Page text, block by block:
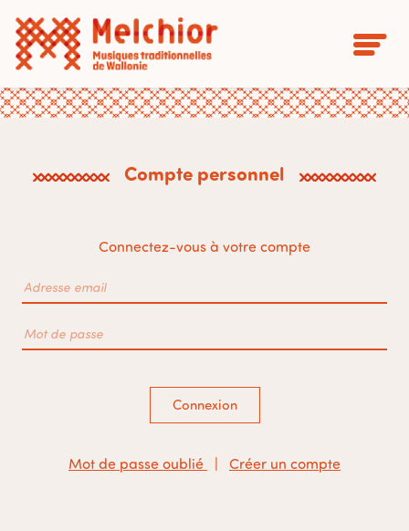
Compte personnel
Connectez-vous à votre compte
Connexion
Mot de passe oublié Créer un compte